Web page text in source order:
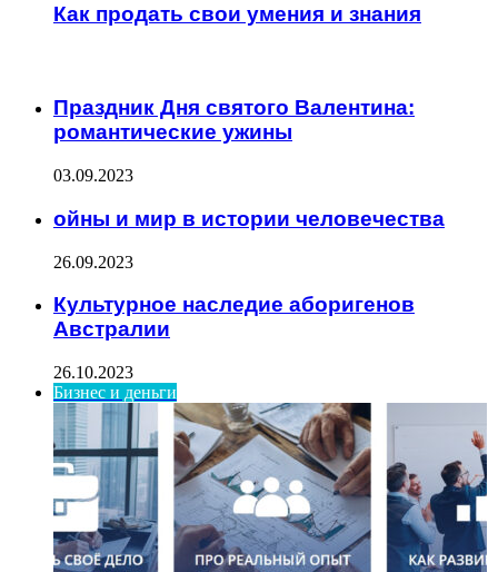
Как продать свои умения и знания
Праздник Дня святого Валентина:
романтические ужины
03.09.2023
ойны и мир в истории человечества
26.09.2023
Культурное наследие аборигенов
Австралии
26.10.2023
Бизнес и деньги